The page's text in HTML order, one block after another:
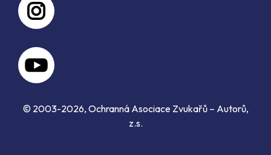
© 2003-2026, Ochranná Asociace Zvukařů – Autorů,
z.s.